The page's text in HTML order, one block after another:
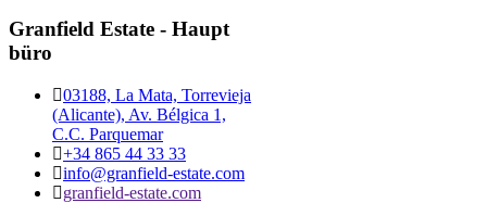
Granfield Estate - Haupt
büro
03188, La Mata, Torrevieja
(Alicante), Av. Bélgica 1,
C.C. Parquemar
+34 865 44 33 33
info@granfield-estate.com
granfield-estate.com